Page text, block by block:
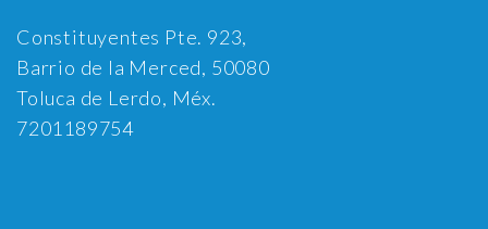
Constituyentes Pte. 923,
Barrio de la Merced, 50080
Toluca de Lerdo, Méx.
7201189754